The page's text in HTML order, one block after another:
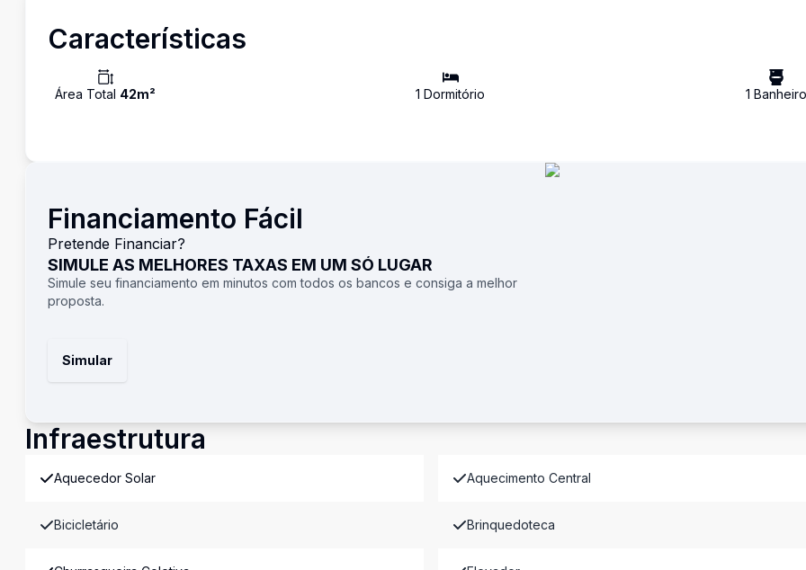
Características
Área Total 42m² 1 Dormitório 1 Banheiro
Financiamento Fácil
Pretende Financiar?
SIMULE AS MELHORES TAXAS EM UM SÓ LUGAR
Simule seu financiamento em minutos com todos os bancos e consiga a melhor
proposta.
Simular
Infraestrutura
Aquecedor Solar Aquecimento Central
Bicicletário Brinquedoteca